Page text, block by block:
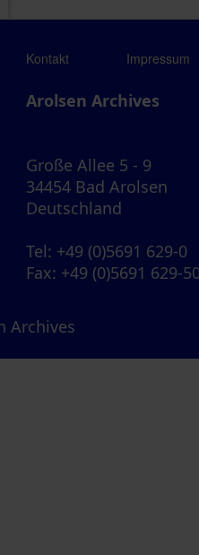
Kontakt Impressum
Arolsen Archives
Große Allee 5 - 9
34454 Bad Arolsen
Deutschland
Tel: +49 (0)5691 629-0
Fax: +49 (0)5691 629-
Archives